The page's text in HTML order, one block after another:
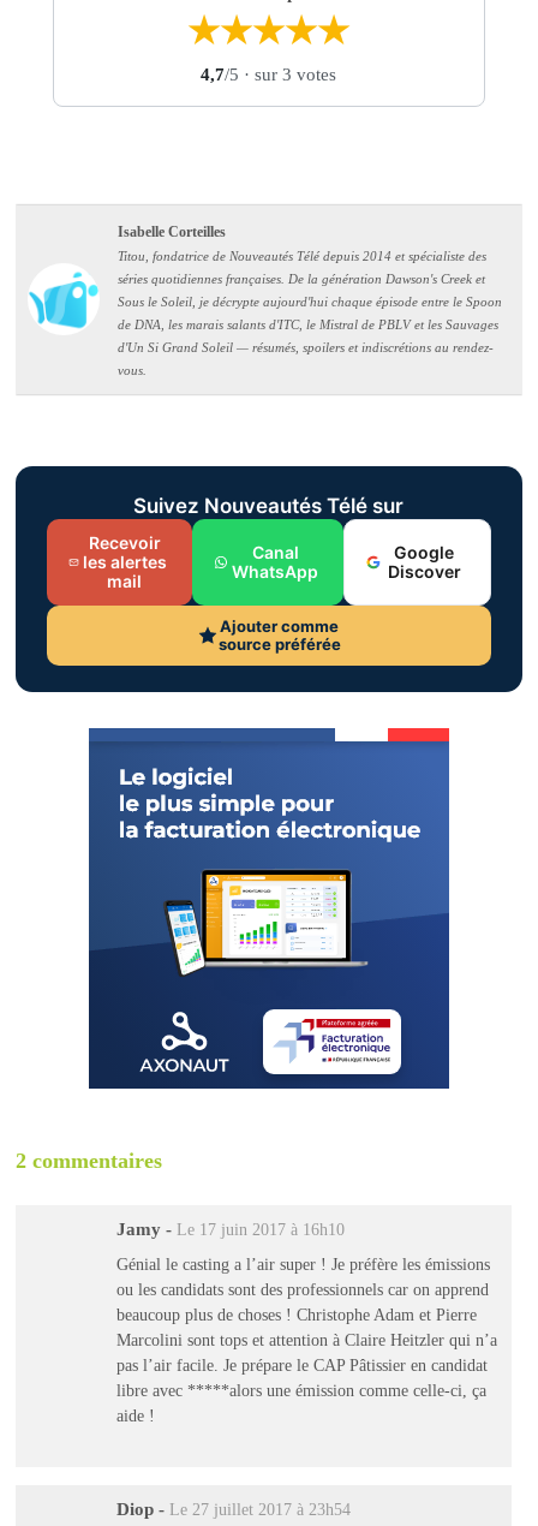
★★★★★
4,7/5 · sur 3 votes
Isabelle Corteilles
Titou, fondatrice de Nouveautés Télé depuis 2014 et spécialiste des
séries quotidiennes françaises. De la génération Dawson's Creek et
Sous le Soleil, je décrypte aujourd'hui chaque épisode entre le Spoon
de DNA, les marais salants d'ITC, le Mistral de PBLV et les Sauvages
d'Un Si Grand Soleil — résumés, spoilers et indiscrétions au rendez-
vous.
Suivez Nouveautés Télé sur
Recevoir
les alertes
mail
Canal
WhatsApp
Google
Discover
Ajouter comme
source préférée
2 commentaires
Jamy - Le 17 juin 2017 à 16h10
Génial le casting a l’air super ! Je préfère les émissions
ou les candidats sont des professionnels car on apprend
beaucoup plus de choses ! Christophe Adam et Pierre
Marcolini sont tops et attention à Claire Heitzler qui n’a
pas l’air facile. Je prépare le CAP Pâtissier en candidat
libre avec *****alors une émission comme celle-ci, ça
aide !
Diop - Le 27 juillet 2017 à 23h54